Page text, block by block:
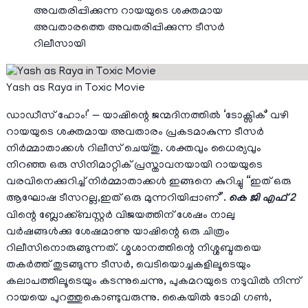
അവതരിപ്പിക്കുന്ന റായയുടെ ശക്തമായ
അവതാരത്തെ അവതരിപ്പിക്കുന്ന ടീസർ
റിലീസായി
Yash as Raya in Toxic Movie
ഡാഡീസ് ഹോം!’ — യാഷിന്റെ ജന്മദിനത്തിൽ ‘ടോക്സിക്’ വഴി
റായയുടെ ശക്തമായ അവതാരം പ്രകടമാകുന്ന ടീസർ
നിർമ്മാതാക്കൾ റിലീസ് ചെയ്തു. ശക്തവും ധൈര്യവും
നിറഞ്ഞ ഒരു സിനിമാറ്റിക് പ്രസ്താവനയായി റായയുടെ
വരവിനെക്കുറിച്ച് നിർമ്മാതാക്കൾ ഇങ്ങനെ കുറിച്ചു “ഇത് ഒരു
ആഘോഷ ടീസറല്ല,ഇത് ഒരു മുന്നറിയിപ്പാണ്”. കെ ജി എഫ് 2
വിന്റെ ബ്ലോക്ക്ബസ്റ്റർ വിജയത്തിന് ശേഷം നാലു
വർഷങ്ങൾക്കു ശേഷമാണു യാഷിന്റെ ഒരു ചിത്രം
റിലീസിനൊരുങ്ങുന്നത്. ശ്മശാനത്തിന്റെ നിശ്ശബ്ദതയെ
തകർത്ത് തുടങ്ങുന്ന ടീസർ, വെടിയൊച്ചകളിലൂടെയും
കലാപത്തിലൂടെയും കടന്നുചെന്നു, പുകമറയുടെ നടുവിൽ നിന്ന്
റായയെ പുറത്തുകൊണ്ടുവരുന്നു. കൈയിൽ ടോമി ഗൺ,